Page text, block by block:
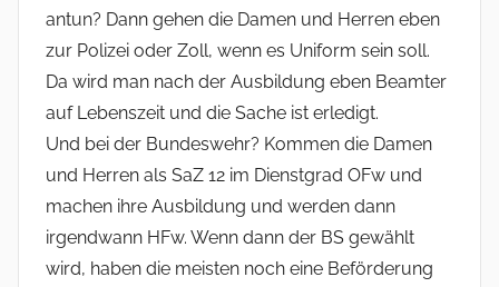
antun? Dann gehen die Damen und Herren eben
zur Polizei oder Zoll, wenn es Uniform sein soll.
Da wird man nach der Ausbildung eben Beamter
auf Lebenszeit und die Sache ist erledigt.
Und bei der Bundeswehr? Kommen die Damen
und Herren als SaZ 12 im Dienstgrad OFw und
machen ihre Ausbildung und werden dann
irgendwann HFw. Wenn dann der BS gewählt
wird, haben die meisten noch eine Beförderung